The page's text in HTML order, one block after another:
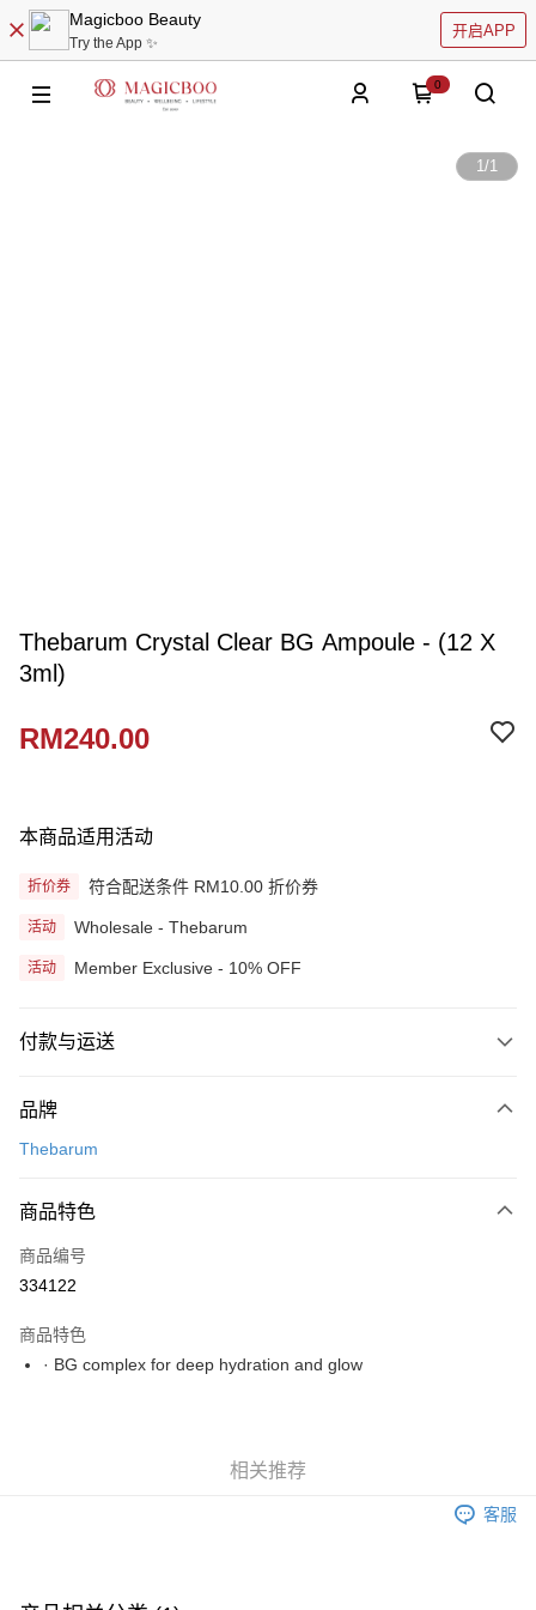
Magicboo Beauty
Try the App ✨
开启APP
0
1/1
Thebarum Crystal Clear BG Ampoule - (12 X
3ml)
RM240.00
本商品适用活动
折价券 符合配送条件 RM10.00 折价券
活动 Wholesale - Thebarum
活动 Member Exclusive - 10% OFF
付款与运送
网上银行
相关说明
斯兰银行、AmBank、BSN Bank
运送方式
Home Delivery
Home Delivery
品牌
Thebarum
商品特色
商品编号
334122
商品特色
· BG complex for deep hydration and glow
相关推荐
客服